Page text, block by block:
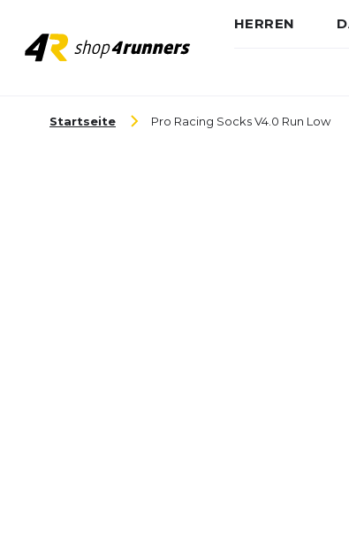
HERREN
Startseite Pro Racing Socks V4.0 Run Low